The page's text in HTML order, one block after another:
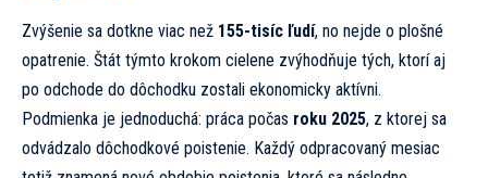
Zvýšenie sa dotkne viac než 155-tisíc ľudí, no nejde o plošné
opatrenie. Štát týmto krokom cielene zvýhodňuje tých, ktorí aj
po odchode do dôchodku zostali ekonomicky aktívni.
Podmienka je jednoduchá: práca počas roku 2025, z ktorej sa
odvádzalo dôchodkové poistenie. Každý odpracovaný mesiac